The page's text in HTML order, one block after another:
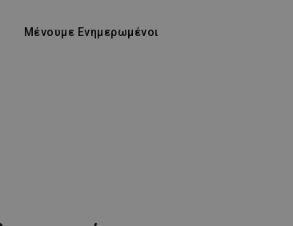
Μένουμε Ενημερωμένοι